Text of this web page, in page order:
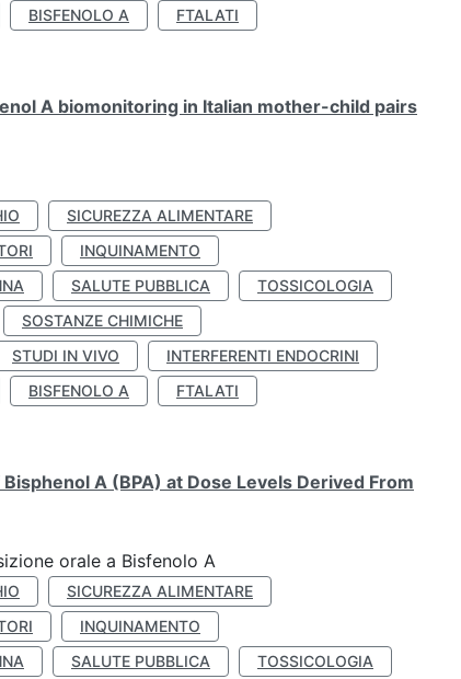
BISFENOLO A
FTALATI
A biomonitoring in Italian mother-child pairs
SICUREZZA ALIMENTARE
INQUINAMENTO
SALUTE PUBBLICA
TOSSICOLOGIA
SOSTANZE CHIMICHE
STUDI IN VIVO
INTERFERENTI ENDOCRINI
BISFENOLO A
FTALATI
A (BPA) at Dose Levels Derived From
orale a Bisfenolo A
SICUREZZA ALIMENTARE
INQUINAMENTO
SALUTE PUBBLICA
TOSSICOLOGIA